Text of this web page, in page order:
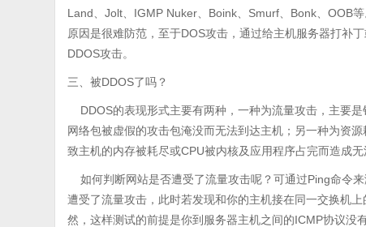
Land、Jolt、IGMP Nuker、Boink、Smurf、Bonk、OOB
原因是很难防范，至于DOS攻击，通过给主机服务器打补
DDOS攻击。
三、被DDOS了吗？
DDOS的表现形式主要有两种，一种为流量攻击，主要
网络包被虚假的攻击包淹没而无法到达主机；另一种为资
致主机的内存被耗尽或CPU被内核及应用程序占完而造成无
如何判断网站是否遭受了流量攻击呢？可通过Ping命令
遭受了流量攻击，此时若发现和你的主机接在同一交换机
然，这样测试的前提是你到服务器主机之间的ICMP协议没